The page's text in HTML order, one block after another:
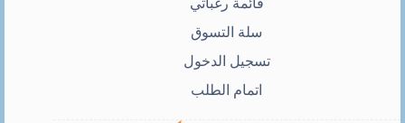
قائمة رغباتي
سلة التسوق
تسجيل الدخول
اتمام الطلب